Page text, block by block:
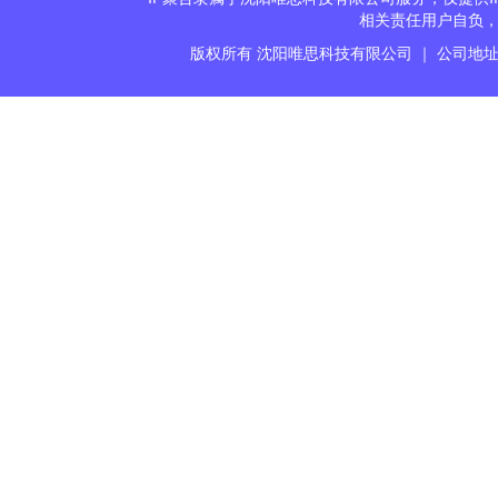
相关责任用户自负
版权所有 沈阳唯思科技有限公司 ｜ 公司地